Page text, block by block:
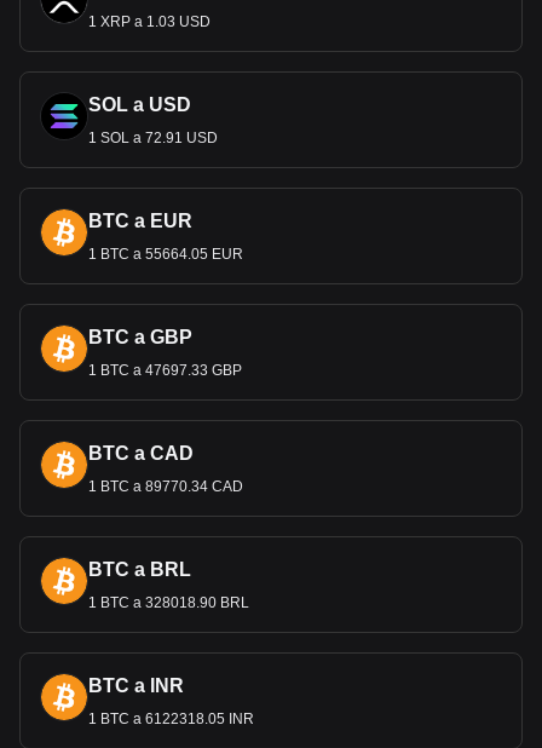
1 XRP a 1.03 USD
SOL a USD
1 SOL a 72.91 USD
BTC a EUR
1 BTC a 55664.05 EUR
BTC a GBP
1 BTC a 47697.33 GBP
BTC a CAD
1 BTC a 89770.34 CAD
BTC a BRL
1 BTC a 328018.90 BRL
BTC a INR
1 BTC a 6122318.05 INR